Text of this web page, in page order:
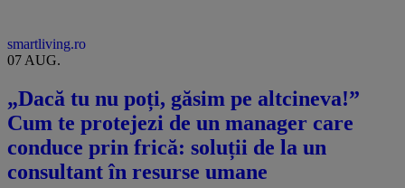
smartliving.ro
07 AUG.
„Dacă tu nu poți, găsim pe altcineva!”
Cum te protejezi de un manager care
conduce prin frică: soluții de la un
consultant în resurse umane